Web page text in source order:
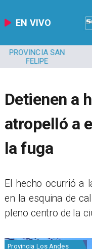
EN VIVO
PROVINCIA SAN
FELIPE
Detienen a
atropelló a
la fuga
​El hecho ocurrió a
en la esquina de
pleno centro de la
Provincia Los Andes